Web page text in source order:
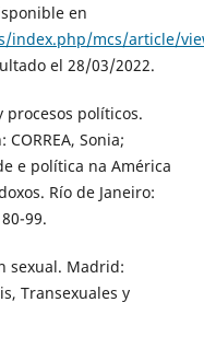
en
index.php/mcs/article/
el 28/03/2022.
procesos políticos.
Sonia;
e política na América
Río de Janeiro:
99.
sexual. Madrid:
Transexuales y